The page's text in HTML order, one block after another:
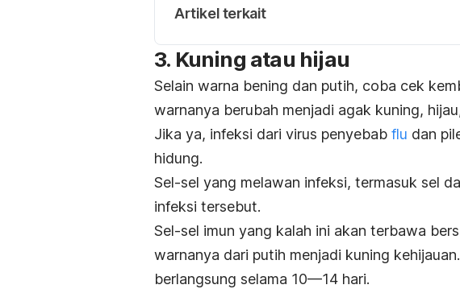
Artikel terkait
3. Kuning atau hijau
Selain warna bening dan putih, coba cek
warnanya berubah menjadi agak kuning,
Jika ya, infeksi dari virus penyebab flu dan
hidung.
Sel-sel yang melawan infeksi, termasuk sel
infeksi tersebut.
Sel-sel imun yang kalah ini akan terbawa
warnanya dari putih menjadi kuning
berlangsung selama 10—14 hari.